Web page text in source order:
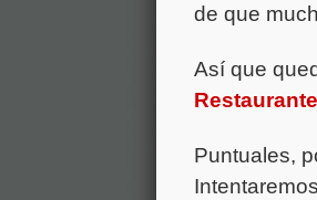
de que
Así que
Puntuales,